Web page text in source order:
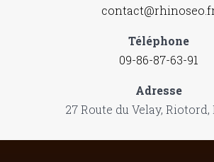
Téléphone
09-86-87-63-91
Adresse
27 Route du Velay,